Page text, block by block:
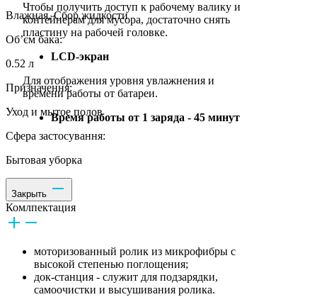
Чтобы получить доступ к рабочему валику и
контейнерам для мусора, достаточно снять
пластину на рабочей головке.
LCD-экран
Для отображения уровня увлажнения и
времени работы от батареи.
Время работы от 1 заряда - 45 минут
Влажная, Сбор жидкости
Об’єм бака:
0.52 л
Призначення:
Уход и мытое полов
Сфера застосування:
Бытовая уборка
Закрыть
Комлпектация
моторизованный ролик из микрофибры с
высокой степенью поглощения;
док-станция - служит для подзарядки,
самоочистки и высушивания ролика.